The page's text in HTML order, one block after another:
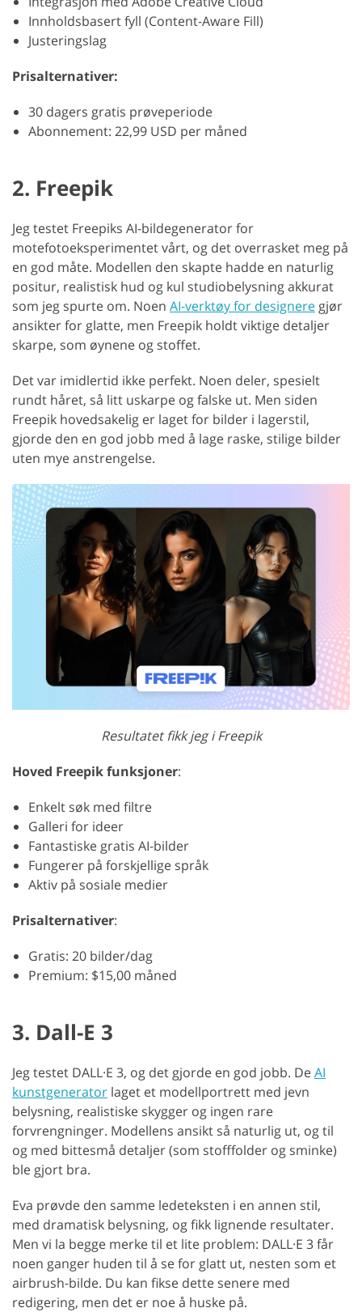
Innholdsbasert fyll (Content-Aware Fill)
Justeringslag
Prisalternativer:
30 dagers gratis prøveperiode
Abonnement: 22,99 USD per måned
2. Freepik
Jeg testet Freepiks AI-bildegenerator for
motefotoeksperimentet vårt, og det overrasket meg på
en god måte. Modellen den skapte hadde en naturlig
positur, realistisk hud og kul studiobelysning akkurat
som jeg spurte om. Noen AI-verktøy for designere gjør
ansikter for glatte, men Freepik holdt viktige detaljer
skarpe, som øynene og stoffet.
Det var imidlertid ikke perfekt. Noen deler, spesielt
rundt håret, så litt uskarpe og falske ut. Men siden
Freepik hovedsakelig er laget for bilder i lagerstil,
gjorde den en god jobb med å lage raske, stilige bilder
uten mye anstrengelse.
Resultatet fikk jeg i Freepik
Hoved Freepik funksjoner:
Enkelt søk med filtre
Galleri for ideer
Fantastiske gratis AI-bilder
Fungerer på forskjellige språk
Aktiv på sosiale medier
Prisalternativer:
Gratis: 20 bilder/dag
Premium: $15,00 måned
3. Dall-E 3
Jeg testet DALL·E 3, og det gjorde en god jobb. DeAI
kunstgenerator laget et modellportrett med jevn
belysning, realistiske skygger og ingen rare
forvrengninger. Modellens ansikt så naturlig ut, og til
og med bittesmå detaljer (som stofffolder og sminke)
ble gjort bra.
Eva prøvde den samme ledeteksten i en annen stil,
med dramatisk belysning, og fikk lignende resultater.
Men vi la begge merke til et lite problem: DALL·E 3 får
noen ganger huden til å se for glatt ut, nesten som et
airbrush-bilde. Du kan fikse dette senere med
redigering, men det er noe å huske på.